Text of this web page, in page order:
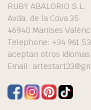
RUBY ABALORIO S.L.
Avda. de la Cova 35
46940 Manises
Telephone: +34 961
aceptan otros
Email: